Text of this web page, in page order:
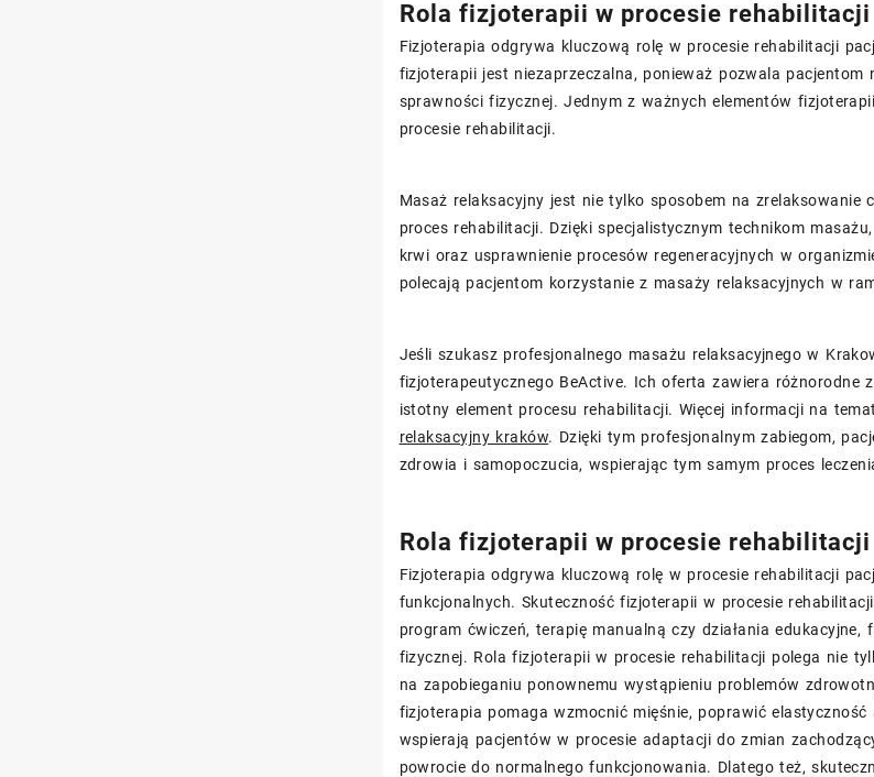
Rola fizjoterapii w procesie rehabilitacji
Fizjoterapia odgrywa kluczową rolę w procesie rehabilitacji
fizjoterapii jest niezaprzeczalna, ponieważ pozwala
sprawności fizycznej. Jednym z ważnych elementów
procesie rehabilitacji.
Masaż relaksacyjny jest nie tylko sposobem na zrelaksowanie
proces rehabilitacji. Dzięki specjalistycznym technikom
krwi oraz usprawnienie procesów regeneracyjnych w
polecają pacjentom korzystanie z masaży relaksacyjnych w
Jeśli szukasz profesjonalnego masażu relaksacyjnego w
fizjoterapeutycznego BeActive. Ich oferta zawiera
istotny element procesu rehabilitacji. Więcej informacji na
relaksacyjny kraków. Dzięki tym profesjonalnym zabiegom,
zdrowia i samopoczucia, wspierając tym samym proces
Rola fizjoterapii w procesie rehabilitacji
Fizjoterapia odgrywa kluczową rolę w procesie rehabilitacji
funkcjonalnych. Skuteczność fizjoterapii w procesie
program ćwiczeń, terapię manualną czy działania
fizycznej. Rola fizjoterapii w procesie rehabilitacji polega nie
na zapobieganiu ponownemu wystąpieniu problemów
fizjoterapia pomaga wzmocnić mięśnie, poprawić
wspierają pacjentów w procesie adaptacji do zmian
powrocie do normalnego funkcjonowania. Dlatego też,